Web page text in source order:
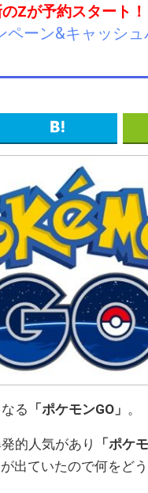
Zが予約スタート
ーン&キャッシ
る 「ポケモンGO」 。
的人気があり
「ポケ
出ていたので何をど